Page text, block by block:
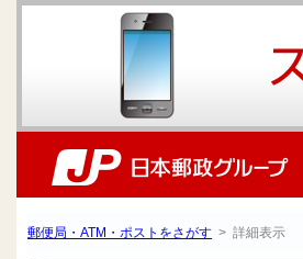
郵便局・ATM・ポストをさがす > 詳細表示